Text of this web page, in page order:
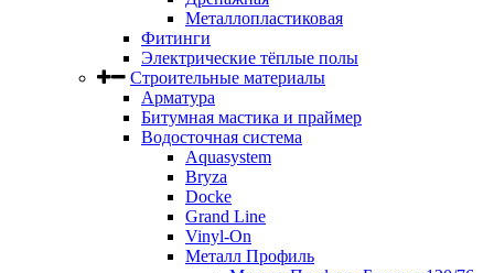
Металлопластиковая
Фитинги
Электрические тёплые полы
Строительные материалы
Арматура
Битумная мастика и праймер
Водосточная система
Aquasystem
Bryza
Docke
Grand Line
Vinyl-On
Металл Профиль